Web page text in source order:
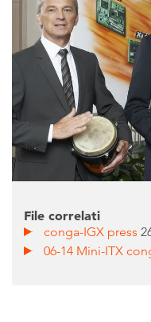
File correlati
conga-IGX press
06-14 Mini-ITX